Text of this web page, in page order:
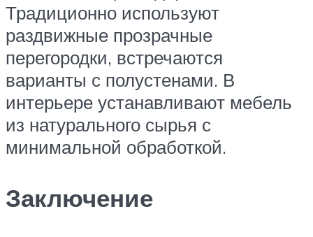
Традиционно используют
раздвижные прозрачные
перегородки, встречаются
варианты с полустенами. В
интерьере устанавливают мебель
из натурального сырья с
минимальной обработкой.
Заключение